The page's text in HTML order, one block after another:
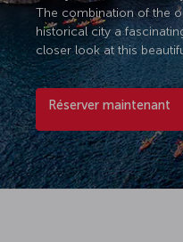
The combination of the
historical city a
closer look at this
Réserver maintenant